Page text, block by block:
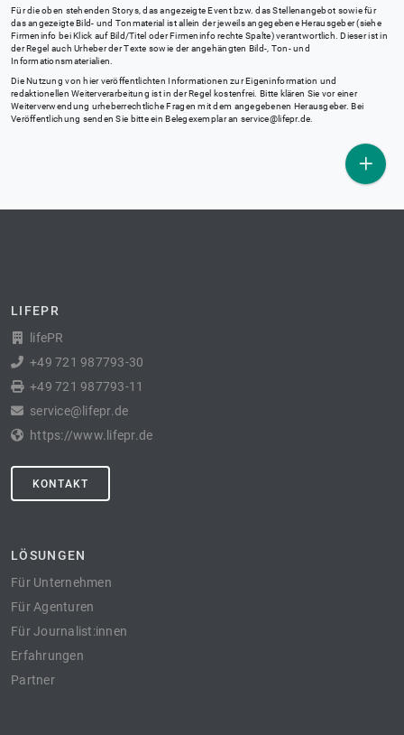
Für die oben stehenden Storys, das angezeigte Event bzw. das Stellenangebot sowie für
das angezeigte Bild- und Tonmaterial ist allein der jeweils angegebene Herausgeber (siehe
Firmeninfo bei Klick auf Bild/Titel oder Firmeninfo rechte Spalte) verantwortlich. Dieser ist in
der Regel auch Urheber der Texte sowie der angehängten Bild-, Ton- und
Informationsmaterialien.
Die Nutzung von hier veröffentlichten Informationen zur Eigeninformation und
redaktionellen Weiterverarbeitung ist in der Regel kostenfrei. Bitte klären Sie vor einer
Weiterverwendung urheberrechtliche Fragen mit dem angegebenen Herausgeber. Bei
Veröffentlichung senden Sie bitte ein Belegexemplar an service@lifepr.de
LIFEPR
lifePR
+49 721 987793-30
+49 721 987793-11
service@lifepr.de
https://www.lifepr.de
KONTAKT
LÖSUNGEN
Für Unternehmen
Für Agenturen
Für Journalist:innen
Erfahrungen
Partner